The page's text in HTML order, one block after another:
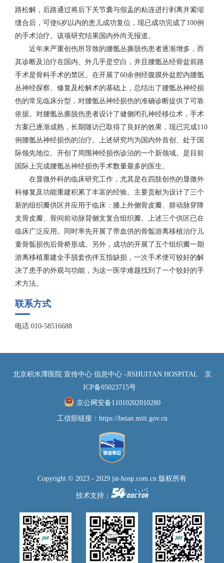
路松解，后路通过将后下关节囊与假盂的粘连进行剥离并紧缩
缝合后，可使6岁以内的患儿成功复位，现已成功完成了100例
的手术治疗。该项研究结果国内外尚无报道。
近年来严重创伤所导致的腰骶丛撕脱伤患者逐渐增多，而
其诊断及治疗在国内、外几乎是空白，并且腰骶丛经骨盆前路
手术是骨科手术的禁区。在开展了60余例经腹膜外盆腔内腰骶
丛神经探察、修复及松解术的基础上，总结出了腰骶丛神经损
伤的常见临床分型，对腰骶丛神经损伤的准确诊断提供了可靠
依据。对腰骶丛撕脱伤患者设计了健侧闭孔神经移位术，手术
方案已逐渐成熟，长期随访已取得了良好的效果，现已完成110
例腰骶丛神经损伤的治疗。上述研究均为国内外首创、处于国
际领先地位。开创了周围神经损伤诊治的一个新领域。是目前
国际上完成腰骶丛神经损伤手术数量最多的医生。
在显微外科的临床研究工作，尤其是在四肢创伤的显微外
科修复及功能重建积累了丰富的经验。主要贡献为设计了三个
新的组织瓣供区并应用于临床：膝上外侧骨皮瓣、腓动脉穿降
支骨皮瓣、骨间前动脉背侧支复合组织瓣。上述三个供区已在
临床广泛应用。同时率先开展了带血供的骨骺游离移植治疗儿
童骨骺损伤后骨桥形成。另外，成功的开展了五个组织瓣一期
游离移植重建全手脱套伤伴五指缺损，一次手术便可较好的解
决了患手的外观与功能，为这一医学难题找到了一个较好的手
术方法。
联系方式
电话:010-58516688
北京积水潭医院 宣传中心 信息中心 -JISHUITAN HOSPITAL
京
ICP备05023715号
京公网安备11010202010280
工信部链接： https://beian.miit.gov.cn
Copyright © 2023 - 2029 jst-hosp.com.cn 版权所有
技术支持：